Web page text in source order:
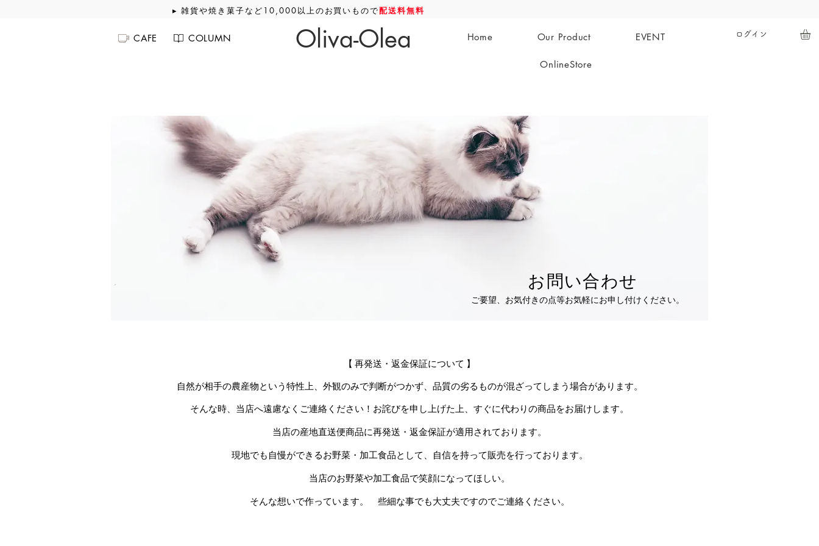
▸ 雑貨や焼き菓子など10,000以上のお買いもので配送料無料
CAFE COLUMN Oliva-Olea Home Our Product EVENT
OnlineStore
ログイン
お問い合わせ
ご要望、お気付きの点等お気軽にお申し付けください。
【 再発送・返金保証について 】
自然が相手の農産物という特性上、外観のみで判断がつかず、品質の劣るものが混ざってしまう場合があります。
そんな時、当店へ遠慮なくご連絡ください！お詫びを申し上げた上、すぐに代わりの商品をお届けします。
当店の産地直送便商品に再発送・返金保証が適用されております。
現地でも自慢ができるお野菜・加工食品として、自信を持って販売を行っております。
当店のお野菜や加工食品で笑顔になってほしい。
そんな想いで作っています。 些細な事でも大丈夫ですのでご連絡ください。